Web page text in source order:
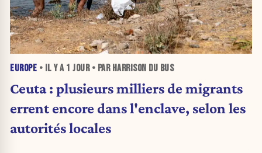
EUROPE • IL Y A 1 JOUR• PAR HARRISON DU BUS
Ceuta : plusieurs milliers de migrants
errent encore dans l'enclave, selon les
autorités locales